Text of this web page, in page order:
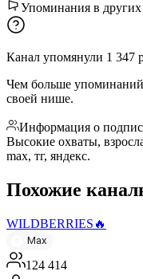
Упоминания в других
Канал упомянули 1 347
Чем больше
своей нише.
Информация о
Высокие охваты,
max, тг, яндекс.
Похожие
WILDBERRIES🔥
Max
124 414